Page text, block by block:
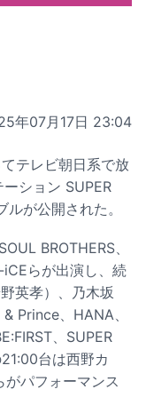
年07月17日 23:04
テレビ朝日系で放
ション SUPER
が公開された。
BROTHERS、
らが出演し、続
英孝）、乃木坂
Prince、HANA、
、SUPER
台は西野カ
パフォーマンス